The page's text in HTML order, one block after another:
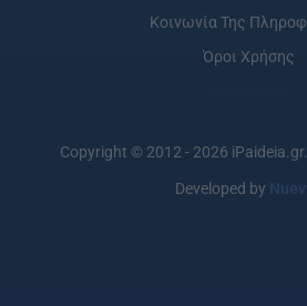
Κοινωνία Της
Όροι Χρήσης
Copyright © 2012 - 2026
Developed by